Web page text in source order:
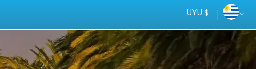
UYU $